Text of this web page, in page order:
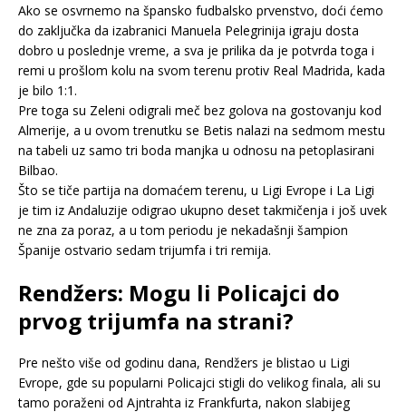
Ako se osvrnemo na špansko fudbalsko prvenstvo, doći ćemo
do zaključka da izabranici Manuela Pelegrinija igraju dosta
dobro u poslednje vreme, a sva je prilika da je potvrda toga i
remi u prošlom kolu na svom terenu protiv Real Madrida, kada
je bilo 1:1.
Pre toga su Zeleni odigrali meč bez golova na gostovanju kod
Almerije, a u ovom trenutku se Betis nalazi na sedmom mestu
na tabeli uz samo tri boda manjka u odnosu na petoplasirani
Bilbao.
Što se tiče partija na domaćem terenu, u Ligi Evrope i La Ligi
je tim iz Andaluzije odigrao ukupno deset takmičenja i još uvek
ne zna za poraz, a u tom periodu je nekadašnji šampion
Španije ostvario sedam trijumfa i tri remija.
Rendžers: Mogu li Policajci do
prvog trijumfa na strani?
Pre nešto više od godinu dana, Rendžers je blistao u Ligi
Evrope, gde su popularni Policajci stigli do velikog finala, ali su
tamo poraženi od Ajntrahta iz Frankfurta, nakon slabijeg